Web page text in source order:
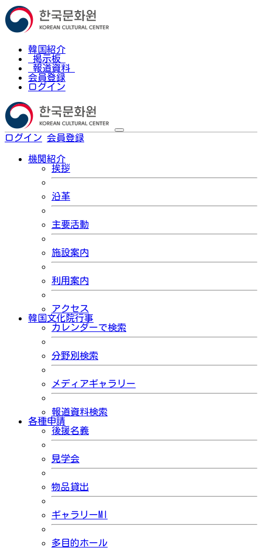
韓国紹介
掲示板
報道資料
会員登録
ログイン
ログイン 会員登録
機関紹介
挨拶
沿革
主要活動
施設案内
利用案内
アクセス
韓国文化院行事
カレンダーで検索
分野別検索
メディアギャラリー
報道資料検索
各種申請
後援名義
見学会
物品貸出
ギャラリーMI
多目的ホール